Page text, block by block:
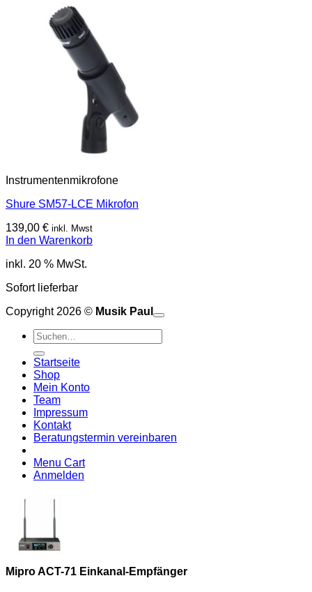
Instrumentenmikrofone
Shure SM57-LCE Mikrofon
139,00 € inkl. Mwst
In den Warenkorb
inkl. 20 % MwSt.
Sofort lieferbar
Copyright 2026 © Musik Paul
Suchen
nach:
Startseite
Shop
Mein Konto
Team
Impressum
Kontakt
Beratungstermin vereinbaren
Menu Cart
Anmelden
Mipro ACT-71 Einkanal-Empfänger